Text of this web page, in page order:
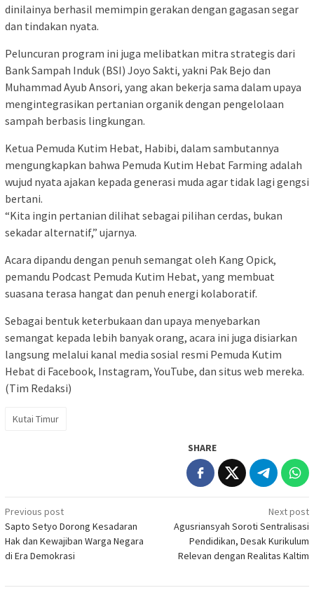
dinilainya berhasil memimpin gerakan dengan gagasan segar
dan tindakan nyata.
Peluncuran program ini juga melibatkan mitra strategis dari
Bank Sampah Induk (BSI) Joyo Sakti, yakni Pak Bejo dan
Muhammad Ayub Ansori, yang akan bekerja sama dalam upaya
mengintegrasikan pertanian organik dengan pengelolaan
sampah berbasis lingkungan.
Ketua Pemuda Kutim Hebat, Habibi, dalam sambutannya
mengungkapkan bahwa Pemuda Kutim Hebat Farming adalah
wujud nyata ajakan kepada generasi muda agar tidak lagi gengsi
bertani.
“Kita ingin pertanian dilihat sebagai pilihan cerdas, bukan
sekadar alternatif,” ujarnya.
Acara dipandu dengan penuh semangat oleh Kang Opick,
pemandu Podcast Pemuda Kutim Hebat, yang membuat
suasana terasa hangat dan penuh energi kolaboratif.
Sebagai bentuk keterbukaan dan upaya menyebarkan
semangat kepada lebih banyak orang, acara ini juga disiarkan
langsung melalui kanal media sosial resmi Pemuda Kutim
Hebat di Facebook, Instagram, YouTube, dan situs web mereka.
(Tim Redaksi)
Kutai Timur
SHARE
Post
navigation
Previous post
Sapto Setyo Dorong Kesadaran
Hak dan Kewajiban Warga Negara
di Era Demokrasi
Next post
Agusriansyah Soroti Sentralisasi
Pendidikan, Desak Kurikulum
Relevan dengan Realitas Kaltim